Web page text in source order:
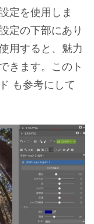
定を使用しま
定の下部にあり
用すると、魅力
きます。このト
も参考にして